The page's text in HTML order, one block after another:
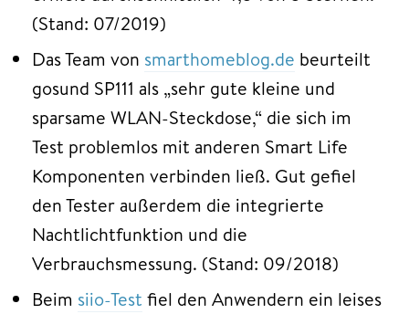
(Stand: 07/2019)
Das Team von smarthomeblog.de beurteilt
gosund SP111 als „sehr gute kleine und
sparsame WLAN-Steckdose,“ die sich im
Test problemlos mit anderen Smart Life
Komponenten verbinden ließ. Gut gefiel
den Tester außerdem die integrierte
Nachtlichtfunktion und die
Verbrauchsmessung. (Stand: 09/2018)
Beim siio-Test fiel den Anwendern ein leises